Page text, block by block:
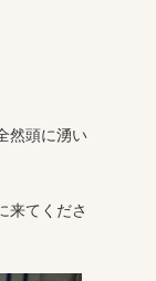
然頭に湧い
来てくださ